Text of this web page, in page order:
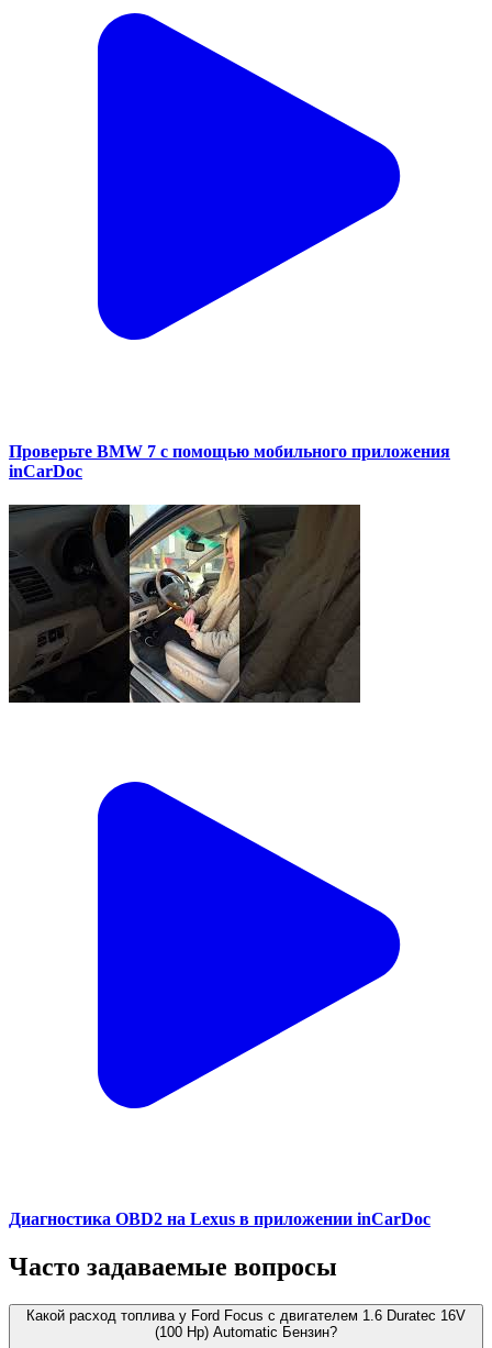
Проверьте BMW 7 с помощью мобильного приложения
inCarDoc
Диагностика OBD2 на Lexus в приложении inCarDoc
Часто задаваемые вопросы
Какой расход топлива у Ford Focus с двигателем 1.6 Duratec 16V
(100 Hp) Automatic Бензин?